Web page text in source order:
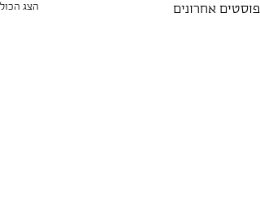
פוסטים אחרונים הצג הכול